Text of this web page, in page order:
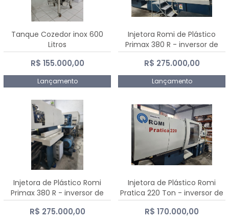
Tanque Cozedor inox 600
Litros
R$ 155.000,00
Lançamento
Injetora Romi de Plástico
Primax 380 R - inversor de
frequência NR 12 - 2008
R$ 275.000,00
Lançamento
Injetora de Plástico Romi
Primax 380 R - inversor de
frequência NR 12
R$ 275.000,00
Injetora de Plástico Romi
Pratica 220 Ton - inversor de
frequência NR 12
R$ 170.000,00